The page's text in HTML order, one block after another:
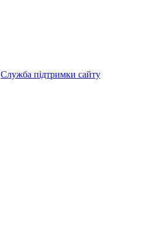
Служба підтримки сайту